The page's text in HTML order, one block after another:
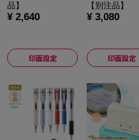
品】
¥ 2,640
印面設定
【別注品】
¥ 3,080
印面設定